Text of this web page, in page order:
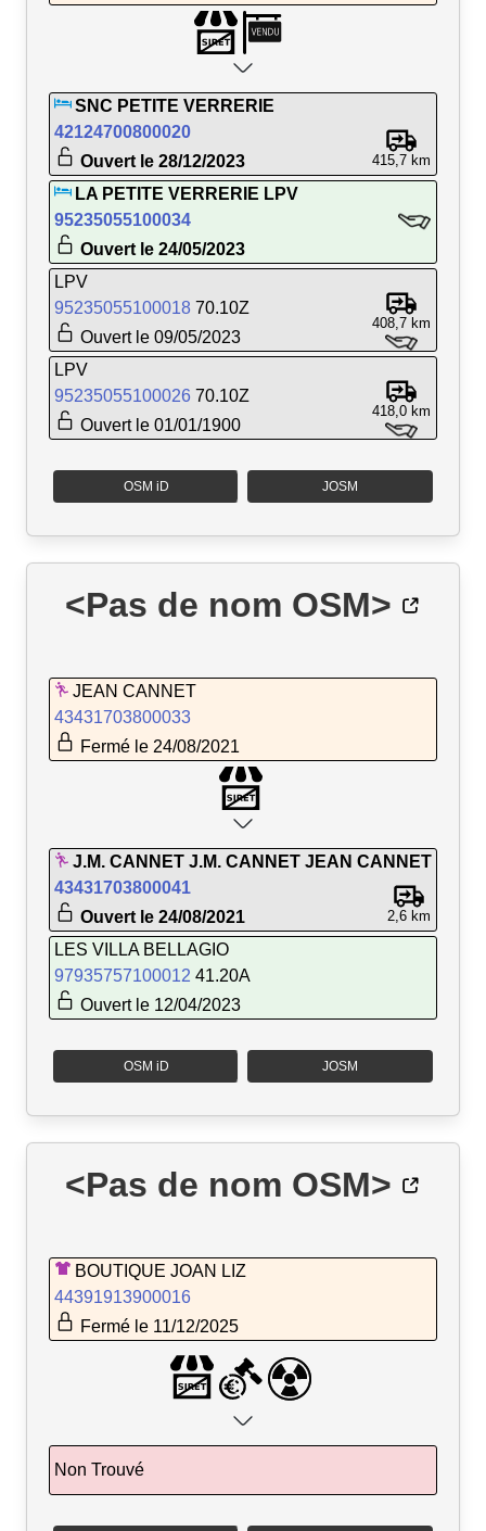
SNC PETITE VERRERIE
42124700800020
Ouvert le 28/12/2023
415,7 km
LA PETITE VERRERIE LPV
95235055100034
Ouvert le 24/05/2023
LPV
95235055100018 70.10Z
Ouvert le 09/05/2023
408,7 km
LPV
95235055100026 70.10Z
Ouvert le 01/01/1900
418,0 km
OSM iD JOSM
<Pas de nom OSM>
JEAN CANNET
43431703800033
Fermé le 24/08/2021
J.M. CANNET J.M. CANNET JEAN CANNET
43431703800041
Ouvert le 24/08/2021
2,6 km
LES VILLA BELLAGIO
97935757100012 41.20A
Ouvert le 12/04/2023
OSM iD JOSM
<Pas de nom OSM>
BOUTIQUE JOAN LIZ
44391913900016
Fermé le 11/12/2025
Non Trouvé